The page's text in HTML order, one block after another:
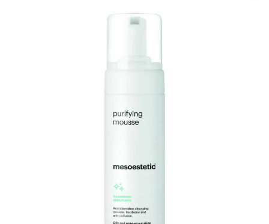
Groepstrainingen
Maak een afspraak